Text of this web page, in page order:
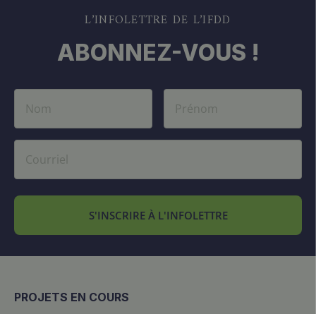
L’INFOLETTRE DE L’IFDD
ABONNEZ-VOUS !
S'INSCRIRE À L'INFOLETTRE
PROJETS EN COURS